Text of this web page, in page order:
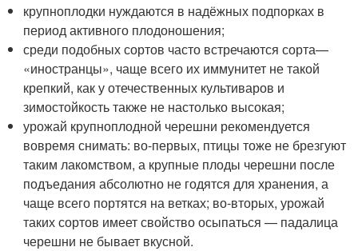
крупноплодки нуждаются в надёжных подпорках в
период активного плодоношения;
среди подобных сортов часто встречаются сорта—
«иностранцы», чаще всего их иммунитет не такой
крепкий, как у отечественных культиваров и
зимостойкость также не настолько высокая;
урожай крупноплодной черешни рекомендуется
вовремя снимать: во-первых, птицы тоже не брезгуют
таким лакомством, а крупные плоды черешни после
подъедания абсолютно не годятся для хранения, а
чаще всего портятся на ветках; во-вторых, урожай
таких сортов имеет свойство осыпаться — падалица
черешни не бывает вкусной.